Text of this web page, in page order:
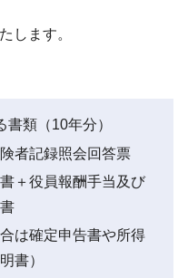
します。
類（10年分）
者記録照会回答票
＋役員報酬手当及び
は確定申告書や所得
書）